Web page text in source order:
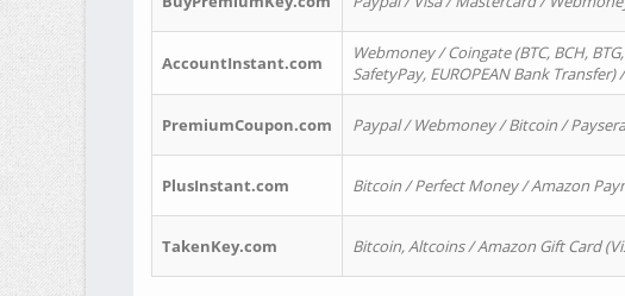
AccountInstant.com
Webmoney / Coingate (BTC, BCH,
SafetyPay, EUROPEAN Bank
PremiumCoupon.com Paypal / Webmoney / Bitcoin /
PlusInstant.com Bitcoin / Perfect Money / Amazon
TakenKey.com Bitcoin, Altcoins / Amazon Gift Card